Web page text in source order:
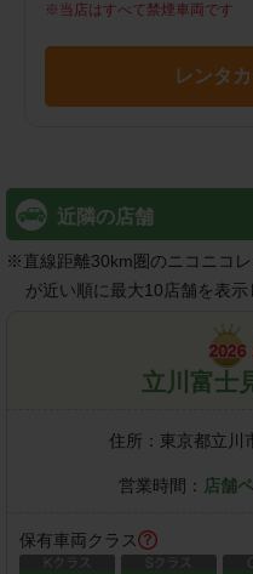
※ 当店はすべて禁煙車両です
レンタ
近隣の店舗
※直線距離30km圏のニコニコ
が近い順に最大10店舗を表示
立川富士
住所： 東京都立川
営業時間： 店舗
保有車両クラス